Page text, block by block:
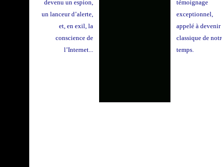
devenu un espion,
un lanceur d’alerte,
et, en exil, la
conscience de
l’Internet...
témoignage
exceptionnel,
appelé à devenir
classique de
temps.